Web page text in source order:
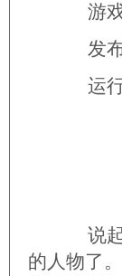
游戏
发布
运行
说起
的人物了